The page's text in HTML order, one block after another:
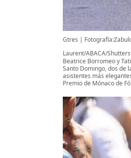
Gtres
Laurent/ABACA/
Beatrice Borromeo y
Santo Domingo, dos de
asistentes más
Premio de Mónaco de